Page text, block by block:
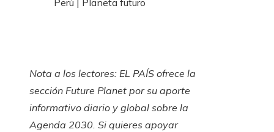
Nota a los lectores: EL PAÍS ofrece la
sección Future Planet por su aporte
informativo diario y global sobre la
Agenda 2030. Si quieres apoyar